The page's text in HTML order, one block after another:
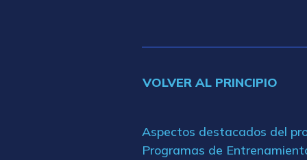
VOLVER AL PRINCIPIO
Aspectos destacados del
Programas de